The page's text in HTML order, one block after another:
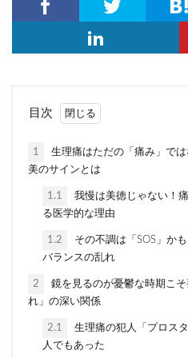
目次
1
生理痛はただの「痛み」で
美のサインとは
1.1
我慢は美徳じゃない！
る医学的な理由
1.2
その不調は「SOS」か
バランスの乱れ
2
鏡を見るのが憂鬱な時期こ
れ」の深い関係
2.1
生理痛の犯人「プロス
人でもあった